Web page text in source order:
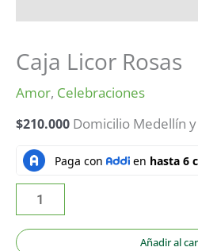
Caja Licor Rosas
Amor, Celebraciones
$210.000 Domicilio Medellín
Añadir al